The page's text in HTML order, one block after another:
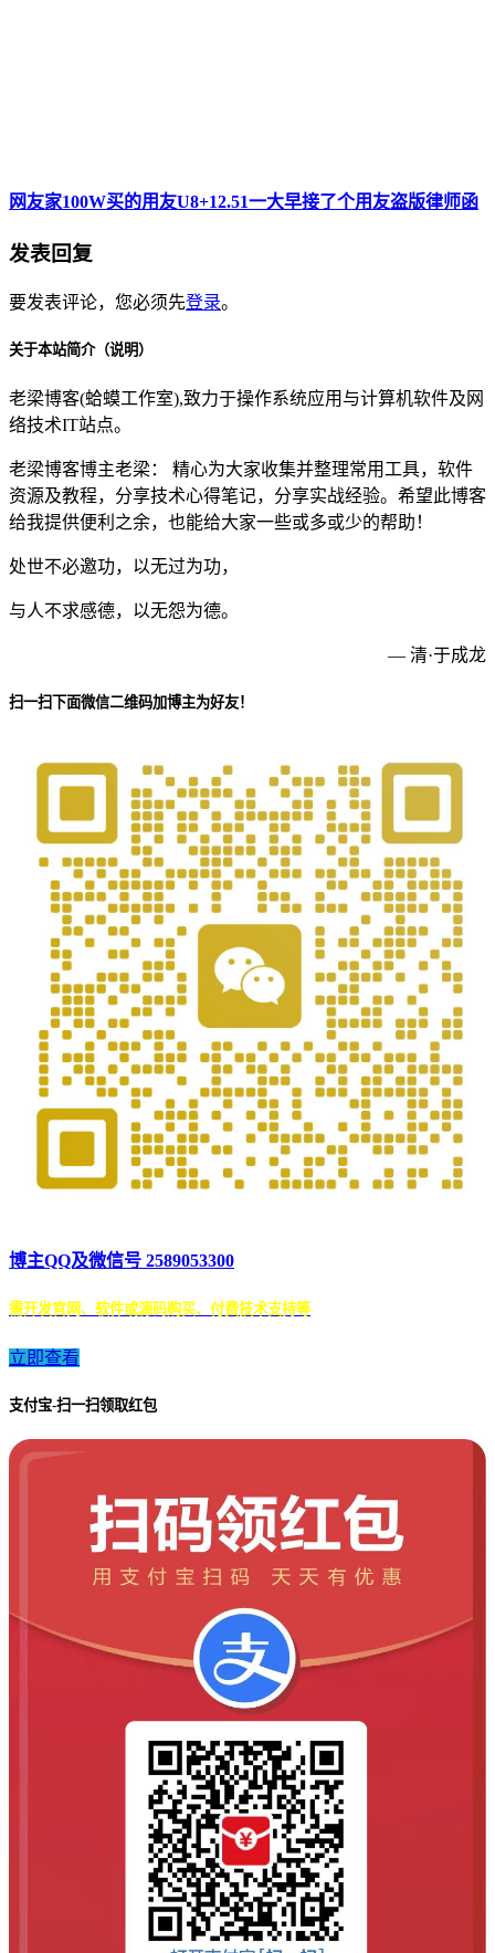
网友家100W买的用友U8+12.51一大早接了个用友盗版律师函
发表回复
要发表评论，您必须先登录。
关于本站简介（说明）
老梁博客(蛤蟆工作室),致力于操作系统应用与计算机软件及网
络技术IT站点。
老梁博客博主老梁： 精心为大家收集并整理常用工具，软件
资源及教程，分享技术心得笔记，分享实战经验。希望此博客
给我提供便利之余，也能给大家一些或多或少的帮助！
处世不必邀功，以无过为功，
与人不求感德，以无怨为德。
— 清·于成龙
扫一扫下面微信二维码加博主为好友！
博主QQ及微信号 2589053300
需开发官网、软件或源码购买、付费技术支持等
立即查看
支付宝-扫一扫领取红包